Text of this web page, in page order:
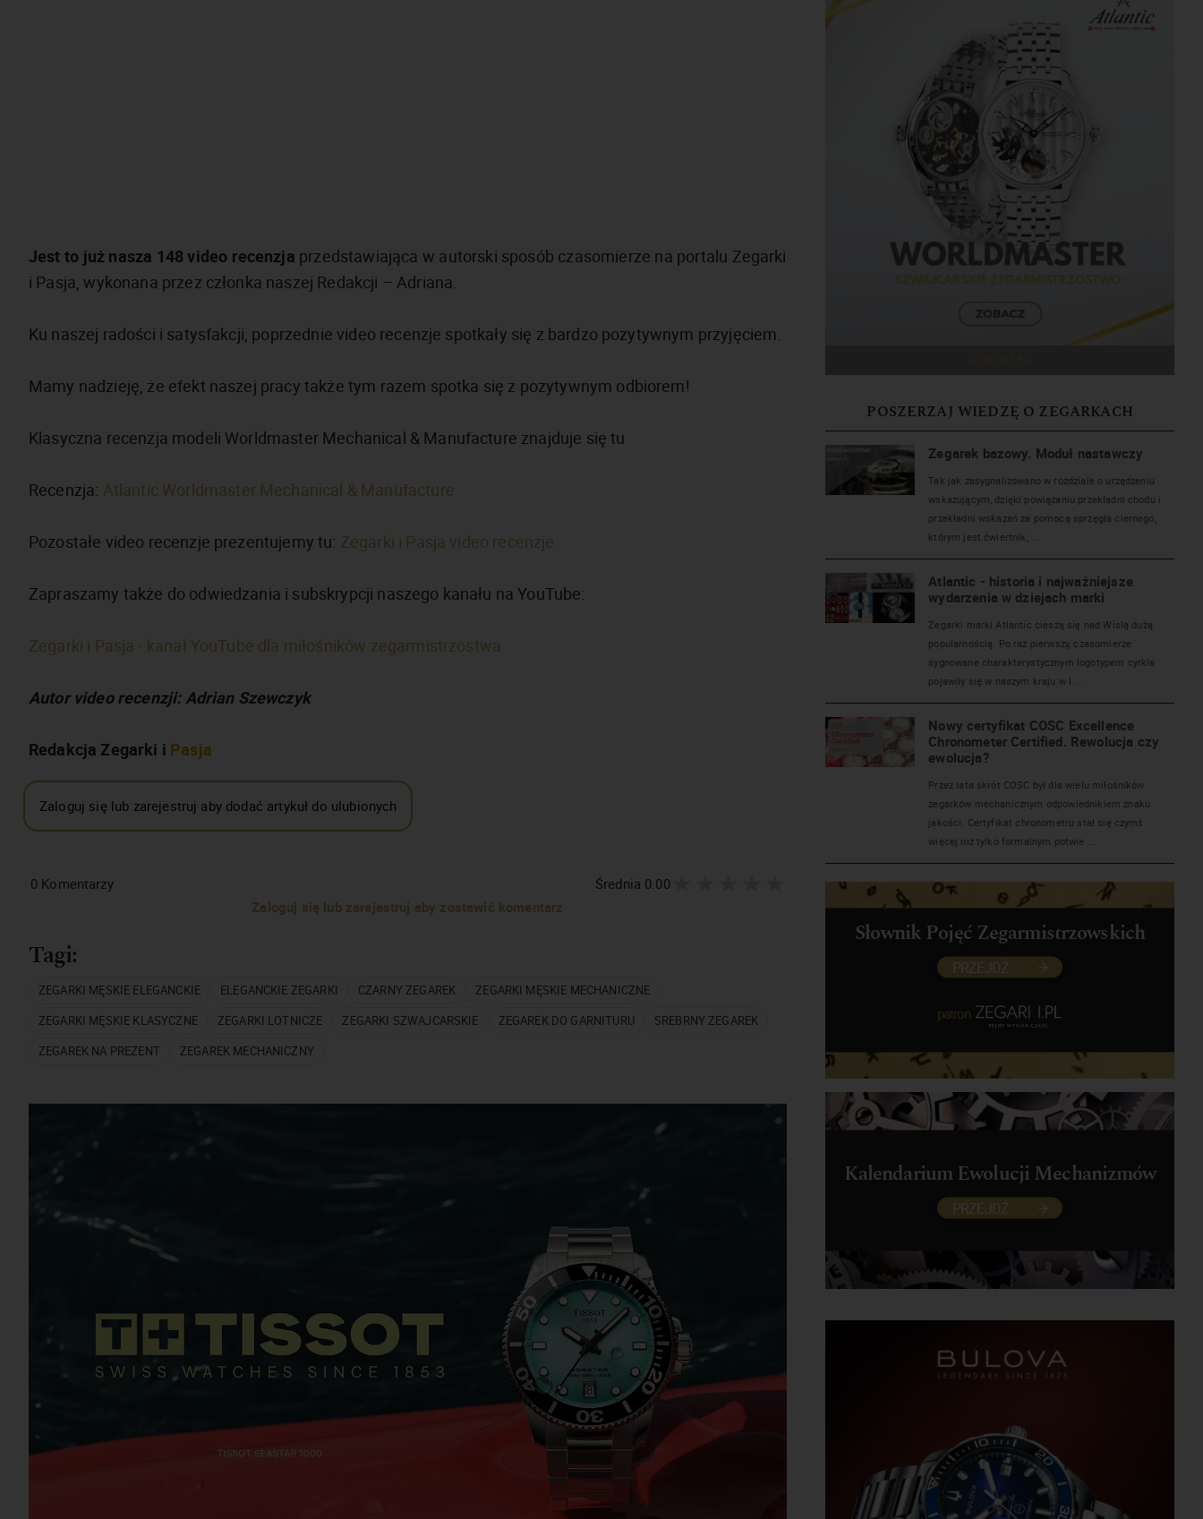
Jest to już nasza 148 video recenzja przedstawiająca w autorski sposób czasomierze na portalu Zegarki
i Pasja, wykonana przez członka naszej Redakcji – Adriana.
Ku naszej radości i satysfakcji, poprzednie video recenzje spotkały się z bardzo pozytywnym przyjęciem.
Mamy nadzieję, że efekt naszej pracy także tym razem spotka się z pozytywnym odbiorem!
Klasyczna recenzja modeli Worldmaster Mechanical & Manufacture znajduje się tu
Recenzja: Atlantic Worldmaster Mechanical & Manufacture
Pozostałe video recenzje prezentujemy tu: Zegarki i Pasja video recenzje
Zapraszamy także do odwiedzania i subskrypcji naszego kanału na YouTube:
Zegarki i Pasja - kanał YouTube dla miłośników zegarmistrzostwa
Autor video recenzji: Adrian Szewczyk
Redakcja Zegarki i Pasja
Zaloguj się lub zarejestruj aby dodać artykuł do ulubionych
0 Komentarzy Średnia 0.00
Zaloguj się lub zarejestruj aby zostawić komentarz
Tagi:
ZEGARKI MĘSKIE ELEGANCKIE ELEGANCKIE ZEGARKI CZARNY ZEGAREK
ZEGARKI MĘSKIE MECHANICZNE
ZEGARKI MĘSKIE KLASYCZNE
ZEGARKI LOTNICZE ZEGARKI SZWAJCARSKIE ZEGAREK DO GARNITURU
SREBRNY ZEGAREK
ZEGAREK NA PREZENT
ZEGAREK MECHANICZNY
POSZERZAJ WIEDZĘ O ZEGARKACH
Zegarek bazowy. Moduł nastawczy
Tak jak zasygnalizowano w rozdziale o urządzeniu
wskazującym, dzięki powiązaniu przekładni chodu i
przekładni wskazań za pomocą sprzęgła ciernego,
którym jest ćwiertnik, ...
Atlantic - historia i najważniejsze
wydarzenia w dziejach marki
Zegarki marki Atlantic cieszą się nad Wisłą dużą
popularnością. Po raz pierwszy, czasomierze
sygnowane charakterystycznym logotypem cyrkla
pojawiły się w naszym kraju w I ...
Nowy certyfikat COSC Excellence
Chronometer Certified. Rewolucja czy
ewolucja?
Przez lata skrót COSC był dla wielu miłośników
zegarków mechanicznym odpowiednikiem znaku
jakości. Certyfikat chronometru stał się czymś
więcej niż tylko formalnym potwie ...
Słownik Pojęć Zegarmistrzowskich
PRZEJDŹ
patron
Kalendarium Ewolucji Mechanizmów
PRZEJDŹ